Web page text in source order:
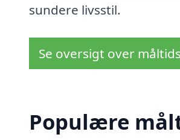
sundere livsstil.
Se oversigt over
Populære